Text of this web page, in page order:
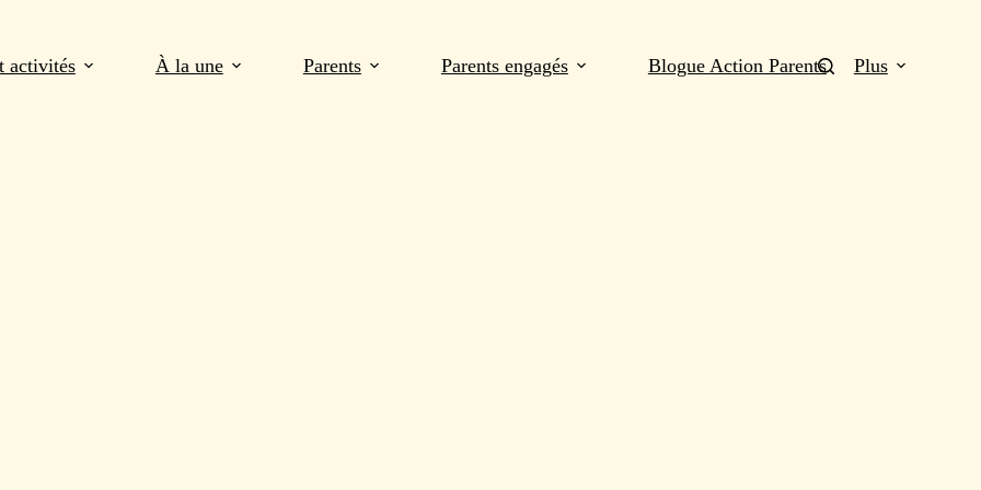
activités À la une Parents Parents engagés Blogue Action Parents Plus